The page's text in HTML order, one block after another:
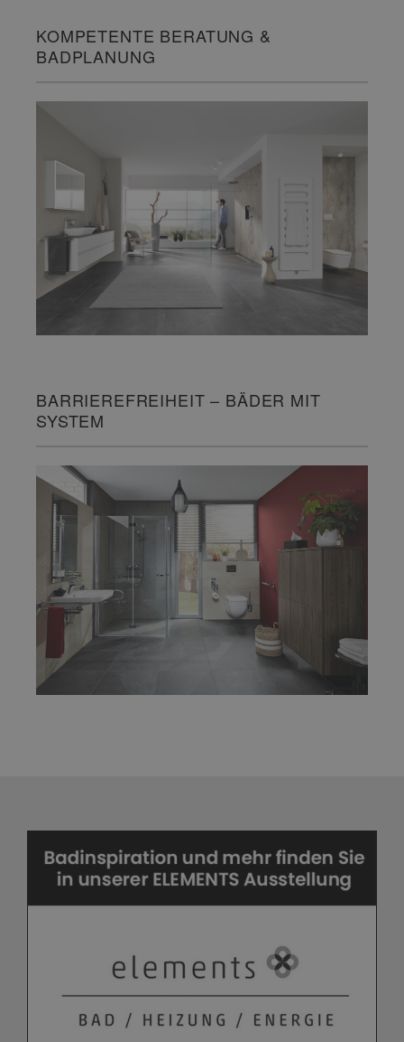
KOMPETENTE BERATUNG &
BADPLANUNG
BARRIEREFREIHEIT – BÄDER MIT
SYSTEM